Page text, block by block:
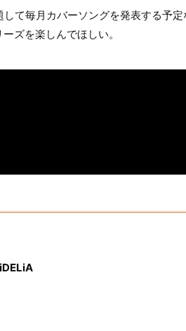
て毎月カバーソングを発表する予
ズを楽しんでほしい。